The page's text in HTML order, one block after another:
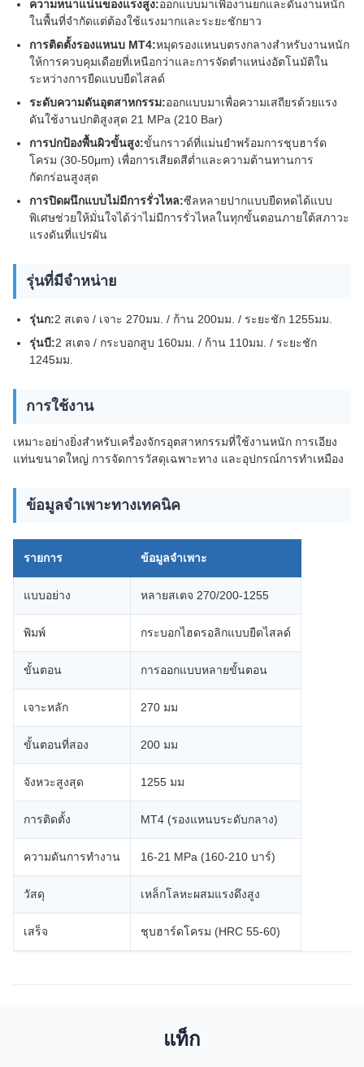
ความหนาแน่นของแรงสูง:ออกแบบมาเพื่องานยกและดันงานหนัก
ในพื้นที่จำกัดแต่ต้องใช้แรงมากและระยะชักยาว
การติดตั้งรองแหนบ MT4:หมุดรองแหนบตรงกลางสำหรับงานหนัก
ให้การควบคุมเดือยที่เหนือกว่าและการจัดตำแหน่งอัตโนมัติใน
ระหว่างการยืดแบบยืดไสลด์
ระดับความดันอุตสาหกรรม:ออกแบบมาเพื่อความเสถียรด้วยแรง
ดันใช้งานปกติสูงสุด 21 MPa (210 Bar)
การปกป้องพื้นผิวขั้นสูง:ขั้นกราวด์ที่แม่นยำพร้อมการชุบฮาร์ด
โครม (30-50μm) เพื่อการเสียดสีต่ำและความต้านทานการ
กัดกร่อนสูงสุด
การปิดผนึกแบบไม่มีการรั่วไหล:ซีลหลายปากแบบยืดหดได้แบบ
พิเศษช่วยให้มั่นใจได้ว่าไม่มีการรั่วไหลในทุกขั้นตอนภายใต้สภาวะ
แรงดันที่แปรผัน
รุ่นที่มีจำหน่าย
รุ่นก:2 สเตจ / เจาะ 270มม. / ก้าน 200มม. / ระยะชัก 1255มม.
รุ่นบี:2 สเตจ / กระบอกสูบ 160มม. / ก้าน 110มม. / ระยะชัก
1245มม.
การใช้งาน
เหมาะอย่างยิ่งสำหรับเครื่องจักรอุตสาหกรรมที่ใช้งานหนัก การเอียง
แท่นขนาดใหญ่ การจัดการวัสดุเฉพาะทาง และอุปกรณ์การทำเหมือง
ข้อมูลจำเพาะทางเทคนิค
รายการ ข้อมูลจำเพาะ
แบบอย่าง หลายสเตจ 270/200-1255
พิมพ์ กระบอกไฮดรอลิกแบบยืดไสลด์
ขั้นตอน การออกแบบหลายขั้นตอน
เจาะหลัก 270 มม
ขั้นตอนที่สอง 200 มม
จังหวะสูงสุด 1255 มม
การติดตั้ง MT4 (รองแหนบระดับกลาง)
ความดันการทำงาน 16-21 MPa (160-210 บาร์)
วัสดุ เหล็กโลหะผสมแรงดึงสูง
เสร็จ ชุบฮาร์ดโครม (HRC 55-60)
แท็ก